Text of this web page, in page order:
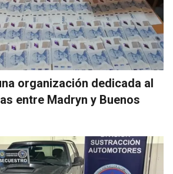
organización dedicada al
entre Madryn y Buenos